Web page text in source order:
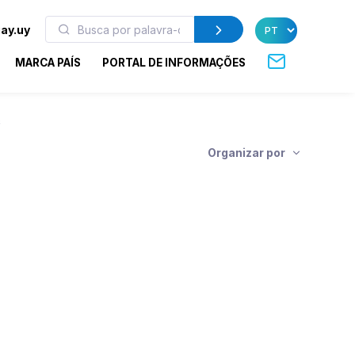
MARCA PAÍS PORTAL DE INFORMAÇÕES
Organizar por